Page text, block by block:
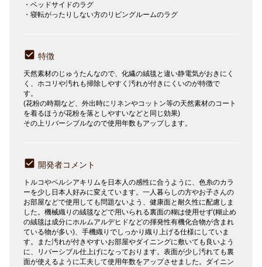
・ベッドサイドのラグ
・寝転がったりしない方のリビングルームのラグ
特徴
天然素材のじゅうたんなので、化繊の絨毯と違い静電気がおきにく
く、ホコリや汚れも掃除しやすく汚れが付きにくいのが特徴で
す。
(花粉の時期など、外出時にリネンやコットン等の天然素材のコート
を着るほうが花粉を落としやすいなどと同じ効果)
その上リバーシブルなので使用年数もアップします。
開発者コメント
トルコやペルシアキリムを日本人の感性に合うように、色糸のカラ
ーを少し日本人好みに変えています。一人暮らしの方やお子さんの
お部屋などで使用しても問題ないよう、健康面と耐久性に配慮しま
した。機械織りの絨毯などで用いられる裏面の糊は使用せず(糊止め
の絨毯は成分にホルムアルデヒドなどの揮発性有機化合物が含まれ
ている物が多い)、手機織りでしっかり織り上げる仕様にしていま
す。また汚れが付きやすいお部屋やダイニングに敷いても良いよう
に、リバーシブル仕上げになっております。表面が少し汚れても裏
面が使えるように工夫して使用年数をアップさせました。ダイニン